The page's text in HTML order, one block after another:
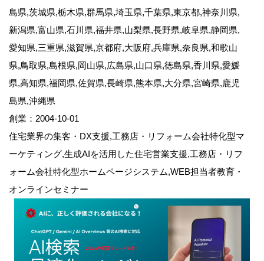
島県,茨城県,栃木県,群馬県,埼玉県,千葉県,東京都,神奈川県,
新潟県,富山県,石川県,福井県,山梨県,長野県,岐阜県,静岡県,
愛知県,三重県,滋賀県,京都府,大阪府,兵庫県,奈良県,和歌山
県,鳥取県,島根県,岡山県,広島県,山口県,徳島県,香川県,愛媛
県,高知県,福岡県,佐賀県,長崎県,熊本県,大分県,宮崎県,鹿児
島県,沖縄県
創業：2004-10-01
住宅業界の集客・DX支援,工務店・リフォーム会社特化型マ
ーケティング,生成AIを活用した住宅営業支援,工務店・リフ
ォーム会社特化型ホームページシステム,WEB担当者教育・
オンラインセミナー